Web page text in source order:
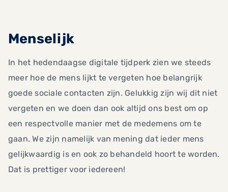
Menselijk
In het hedendaagse digitale tijdperk zien we steeds
meer hoe de mens lijkt te vergeten hoe belangrijk
goede sociale contacten zijn. Gelukkig zijn wij dit niet
vergeten en we doen dan ook altijd ons best om op
een respectvolle manier met de medemens om te
gaan. We zijn namelijk van mening dat ieder mens
gelijkwaardig is en ook zo behandeld hoort te worden.
Dat is prettiger voor iedereen!